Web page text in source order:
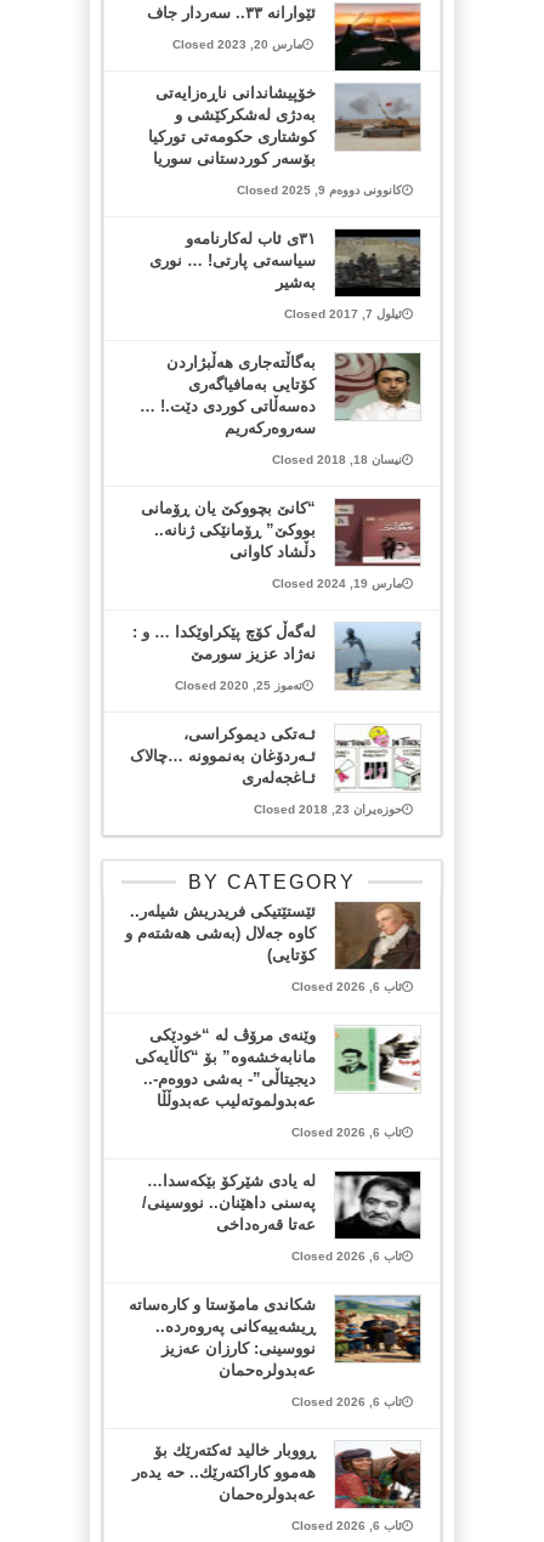
ئێوارانە ٣٣.. سەردار جاف
مارس 20, 2023 Closed
خۆپیشاندانی ناڕەزایەتی
بەدژی لەشکرکێشی و
کوشتاری حکومەتی تورکیا
بۆسەر کوردستانی سوریا
کانوونی دووەم 9, 2025 Closed
٣١ی ئاب لەکارنامەو
سیاسەتی پارتی! … نوری
بەشیر
ئیلول 7, 2017 Closed
بەگاڵتەجاری هەڵبژاردن
کۆتایی بەمافیاگەری
دەسەڵاتی کوردی دێت.! …
سەروەرکەریم
نیسان 18, 2018 Closed
“کانێ بچووکێ یان ڕۆمانی
بووکێ” ڕۆمانێکی ژنانە..
دڵشاد کاوانی
مارس 19, 2024 Closed
له‌گه‌ڵ كۆچ پێكراوێكدا … و :
نه‌ژاد عزیز سورمێ
تەموز 25, 2020 Closed
ئـەتکی دیموکراسی،
ئـەردۆغان بەنموونە …چالاک
ئـاغجەلەری
حوزەیران 23, 2018 Closed
BY CATEGORY
ئێستێتیکی فریدریش شیلەر..
کاوە جەلال (بەشی هەشتەم و
کۆتایی)
ئاب 6, 2026 Closed
وێنەی مرۆڤ لە “خودێکی
مانابەخشەوە” بۆ “کاڵایەکی
دیجیتاڵی”- بەشی دووەم-..
عەبدولموتەلیب عەبدوڵڵا
ئاب 6, 2026 Closed
لە یادی شێرکۆ بێکەسدا…
پەسنی داهێنان.. نووسینی/
عەتا قەرەداخی
ئاب 6, 2026 Closed
شکاندی مامۆستا و کارەساتە
ڕیشەییەکانی پەروەردە..
نووسینی: کارزان عەزیز
عەبدولرەحمان
ئاب 6, 2026 Closed
ڕووبار خالید ئەكتەرێك بۆ
هەموو كاراكتەرێك.. حه یدەر
عەبدولرەحمان
ئاب 6, 2026 Closed